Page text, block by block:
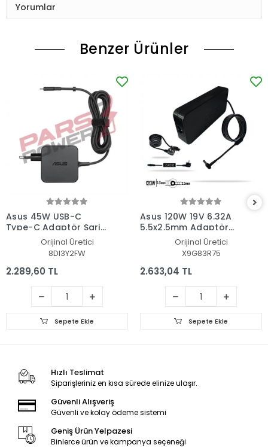
Yorumlar
Benzer Ürünler
Asus 45W USB-C
Type-C Adaptör Şarj
Aleti-CihazıOrijinal Üretici
8DI3Y2FW
2.289,60 TL
Sepete Ekle
Asus 120W 19V 6.32A
5.5x2.5mm Adaptör
Şarj Aleti-Cihazı
Orijinal Üretici
X9G83R75
2.633,04 TL
Sepete Ekle
Hızlı Teslimat
Siparişleriniz en kısa sürede elinize ulaşır.
Güvenli Alışveriş
Güvenli ve kolay ödeme sistemi
Geniş Ürün Yelpazesi
Binlerce ürün ve kampanya seçeneği